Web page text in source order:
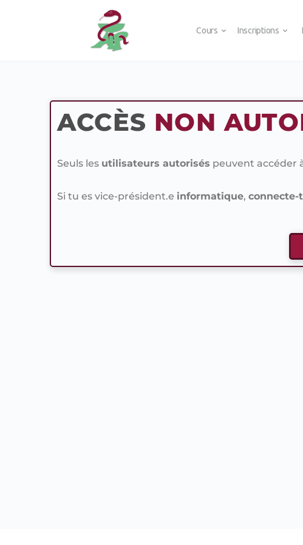
Cours Inscriptions
ACCÈS NON
Seuls les utilisateurs autorisés peuvent accéder
Si tu es vice-président.e informatique, connecte-